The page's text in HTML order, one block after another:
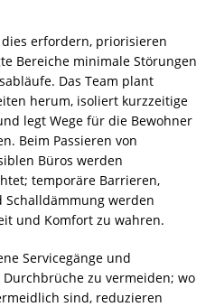
erfordern, priorisieren
Bereiche minimale Störungen
Das Team plant
herum, isoliert kurzzeitige
legt Wege für die Bewohner
Beim Passieren von
Büros werden
temporäre Barrieren,
werden
und Komfort zu wahren.
Servicegänge und
zu vermeiden; wo
sind, reduzieren